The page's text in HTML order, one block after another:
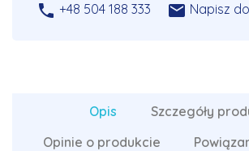
 +48 504 188 333  Napisz
Opis
Szczegóły
Opinie o produkcie